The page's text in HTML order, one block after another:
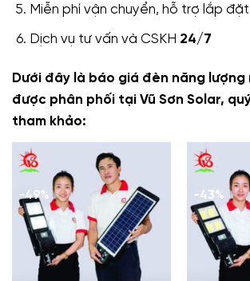
Miễn phí vận chuyển, hỗ trợ lắp đặt
Dịch vụ tư vấn và CSKH 24/7
Dưới đây là báo giá đèn năng
được phân phối tại Vũ Sơn Solar,
tham khảo:
-49% -43%